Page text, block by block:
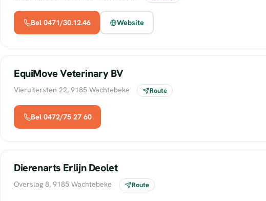
Bel 0471/30.12.46 Website
EquiMove Veterinary BV
Vieruitersten 22, 9185 Wachtebeke Route
Bel 0472/75 27 60
Dierenarts Erlijn Deolet
Overslag 8, 9185 Wachtebeke Route